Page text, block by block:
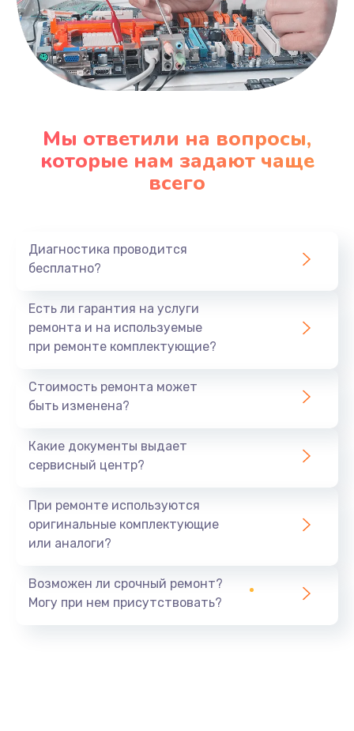
Мы ответили на вопросы,
которые нам задают чаще
всего
Диагностика проводится
бесплатно?
Есть ли гарантия на услуги
ремонта и на используемые
при ремонте комплектующие?
Стоимость ремонта может
быть изменена?
Какие документы выдает
сервисный центр?
При ремонте используются
оригинальные комплектующие
или аналоги?
Возможен ли срочный ремонт?
Могу при нем присутствовать?